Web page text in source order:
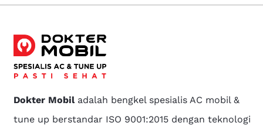
Dokter Mobiladalah bengkel spesialis AC mobil &
tune up berstandar ISO 9001:2015 dengan teknologi